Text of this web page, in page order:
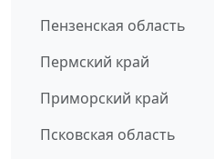
Пензенская область
Пермский край
Приморский край
Псковская область